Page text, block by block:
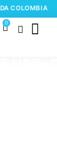
COLOMBIA
0